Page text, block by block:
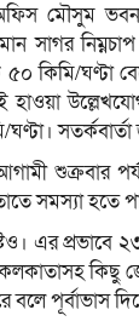
মৌসুম ভবন
সাগর
৫০ কিমি/ঘণ্টা
শুক্রবার
সমস্যা হতে
এর প্রভাবে
কলকাতাসহ কিছু
বলে পূর্বাভাস